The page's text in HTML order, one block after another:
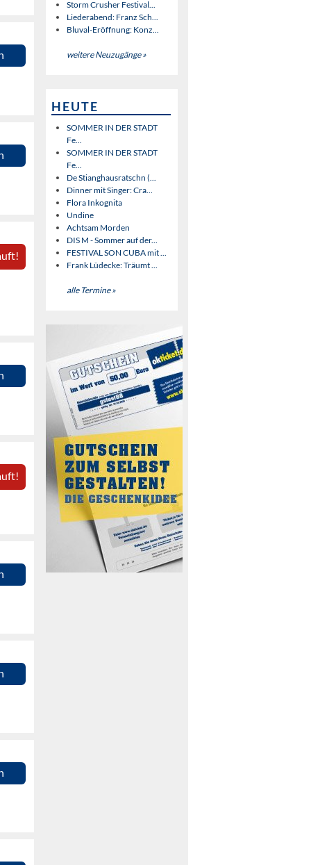
Storm Crusher Festival...
Liederabend: Franz Sch...
Bluval-Eröffnung: Konz...
weitere Neuzugänge »
HEUTE
SOMMER IN DER STADT
Fe...
SOMMER IN DER STADT
Fe...
De Stianghausratschn (...
Dinner mit Singer: Cra...
Flora Inkognita
Undine
Achtsam Morden
DIS M - Sommer auf der...
FESTIVAL SON CUBA mit ...
Frank Lüdecke: Träumt ...
alle Termine »